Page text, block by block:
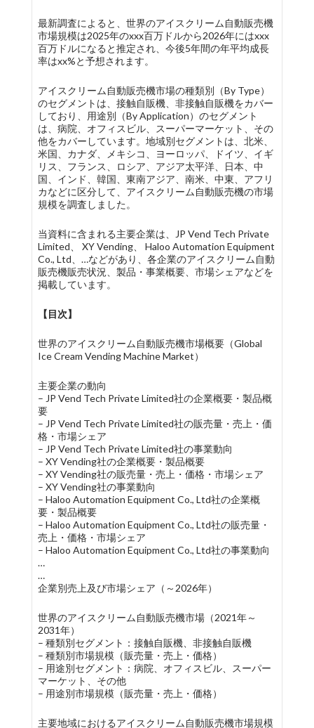
最新調査によると、世界のアイスクリーム自動販売機
市場規模は2025年のxxx百万ドルから2026年にはxxx
百万ドルになると推定され、今後5年間の年平均成長
率はxx%と予想されます。
アイスクリーム自動販売機市場の種類別（By Type）
のセグメントは、接触自販機、非接触自販機をカバー
しており、用途別（By Application）のセグメント
は、病院、オフィスビル、スーパーマーケット、その
他をカバーしています。地域別セグメントは、北米、
米国、カナダ、メキシコ、ヨーロッパ、ドイツ、イギ
リス、フランス、ロシア、アジア太平洋、日本、中
国、インド、韓国、東南アジア、南米、中東、アフリ
カなどに区分して、アイスクリーム自動販売機の市場
規模を調査しました。
当資料に含まれる主要企業は、JP Vend Tech Private
Limited、 XY Vending、 Haloo Automation Equipment
Co., Ltd、…などがあり、各企業のアイスクリーム自動
販売機販売状況、製品・事業概要、市場シェアなどを
掲載しています。
【目次】
世界のアイスクリーム自動販売機市場概要（Global
Ice Cream Vending Machine Market）
主要企業の動向
– JP Vend Tech Private Limited社の企業概要・製品概
要
– JP Vend Tech Private Limited社の販売量・売上・価
格・市場シェア
– JP Vend Tech Private Limited社の事業動向
– XY Vending社の企業概要・製品概要
– XY Vending社の販売量・売上・価格・市場シェア
– XY Vending社の事業動向
– Haloo Automation Equipment Co., Ltd社の企業概
要・製品概要
– Haloo Automation Equipment Co., Ltd社の販売量・
売上・価格・市場シェア
– Haloo Automation Equipment Co., Ltd社の事業動向
…
…
企業別売上及び市場シェア（～2026年）
世界のアイスクリーム自動販売機市場（2021年～
2031年）
– 種類別セグメント：接触自販機、非接触自販機
– 種類別市場規模（販売量・売上・価格）
– 用途別セグメント：病院、オフィスビル、スーパー
マーケット、その他
– 用途別市場規模（販売量・売上・価格）
主要地域におけるアイスクリーム自動販売機市場規模